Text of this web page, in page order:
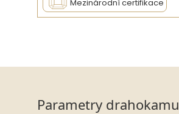
Mezinárodní certifikace
Parametry drahokamu